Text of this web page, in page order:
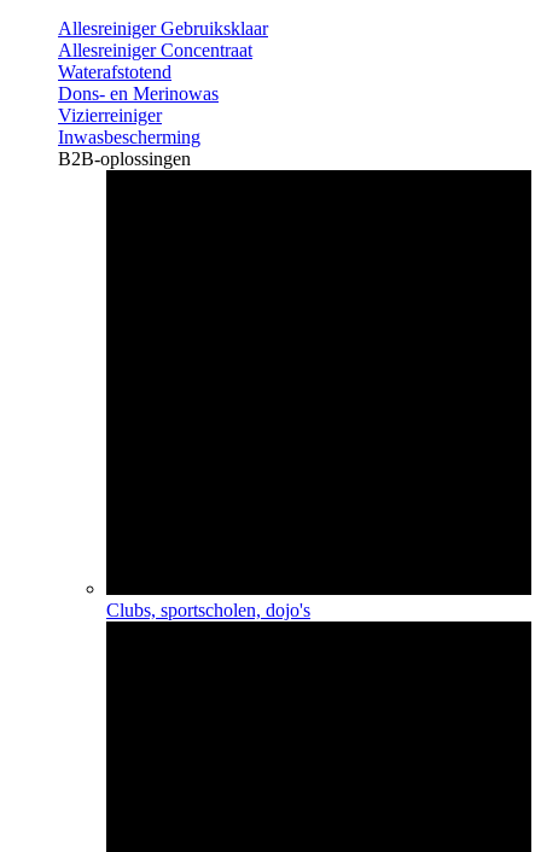
Allesreiniger Gebruiksklaar
Allesreiniger Concentraat
Waterafstotend
Dons- en Merinowas
Vizierreiniger
Inwasbescherming
B2B-oplossingen
Clubs, sportscholen, dojo's